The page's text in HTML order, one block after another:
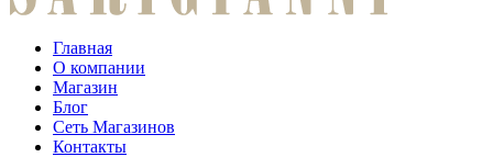
Главная
О компании
Магазин
Блог
Сеть Магазинов
Контакты